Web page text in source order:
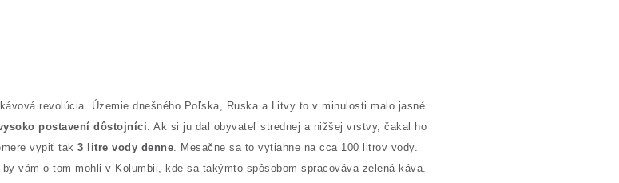
revolúcia. Územie dnešného Poľska, Ruska a Litvy to v minulosti malo jasné
postavení dôstojníci. Ak si ju dal obyvateľ strednej a nižšej vrstvy, čakal ho
vypiť tak 3 litre vody denne. Mesačne sa to vytiahne na cca 100 litrov vody.
vám o tom mohli v Kolumbii, kde sa takýmto spôsobom spracováva zelená káva.